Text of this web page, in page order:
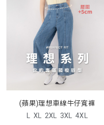
(蘋果)理想車線牛仔寬褲
L XL 2XL 3XL 4XL